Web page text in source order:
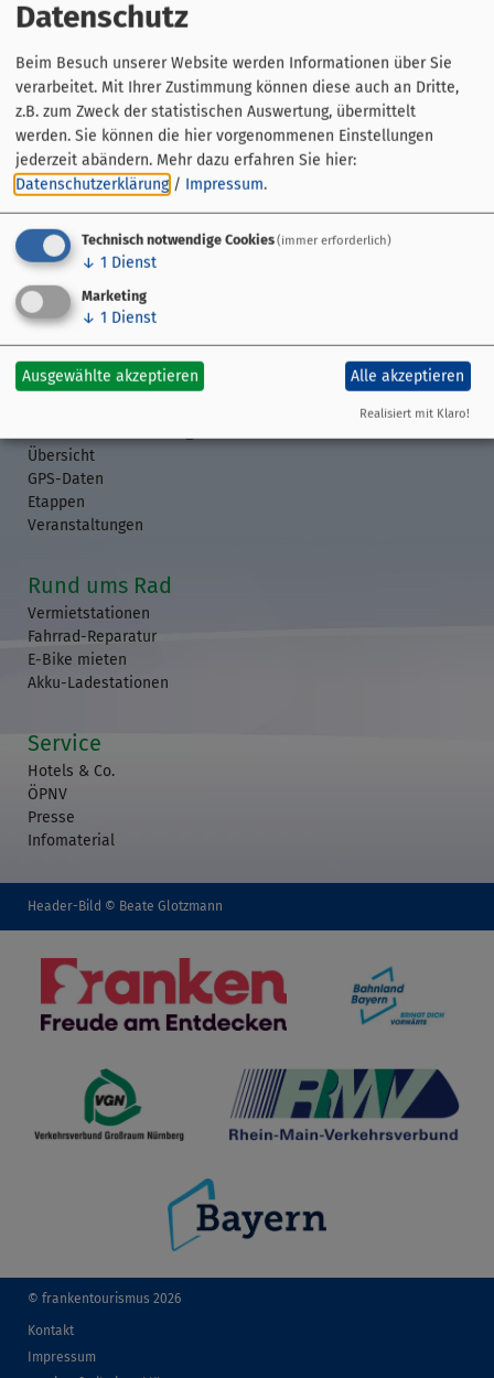
E-Bike Ladestation Wald erFahren
- Rathaus
Kirchplatz 2
97903 Collenberg
09376 97100
Übersicht
GPS-Daten
Etappen
Veranstaltungen
Rund ums Rad
Vermietstationen
Fahrrad-Reparatur
E-Bike mieten
Akku-Ladestationen
Service
Hotels & Co.
ÖPNV
Presse
Infomaterial
Header-Bild © Beate Glotzmann
© frankentourismus 2026
Kontakt
Impressum
Datenschutz
Beim Besuch unserer Website werden Informationen über Sie
verarbeitet. Mit Ihrer Zustimmung können diese auch an Dritte,
z.B. zum Zweck der statistischen Auswertung, übermittelt
werden. Sie können die hier vorgenommenen Einstellungen
jederzeit abändern. Mehr dazu erfahren Sie hier:
Datenschutzerklärung / Impressum.
Technisch notwendige Cookies(immer erforderlich)
↓ 1 Dienst
Marketing
↓ 1 Dienst
Ausgewählte akzeptieren Alle akzeptieren
Realisiert mit Klaro!